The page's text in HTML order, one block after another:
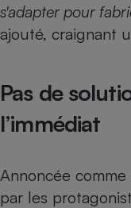
s'adapter pour
ajouté, craignant
Pas de
l’immédiat
Annoncée
par les